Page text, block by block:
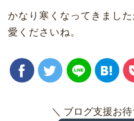
かなり寒くなってきまし
愛くださいね。
＼ ブログ支援お